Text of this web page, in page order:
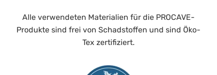
Alle verwendeten Materialien für die PROCAVE-
Produkte sind frei von Schadstoffen und sind Öko-
Tex zertifiziert.